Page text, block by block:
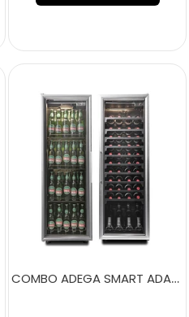
COMBO ADEGA SMART ADA200 + CERVEJEIRA SMART CVA200 200 LITROS